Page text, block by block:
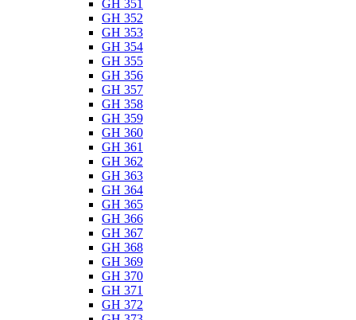
GH 351
GH 352
GH 353
GH 354
GH 355
GH 356
GH 357
GH 358
GH 359
GH 360
GH 361
GH 362
GH 363
GH 364
GH 365
GH 366
GH 367
GH 368
GH 369
GH 370
GH 371
GH 372